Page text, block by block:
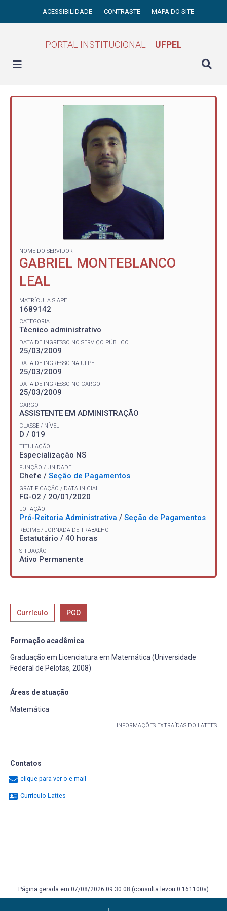
ACESSIBILIDADE CONTRASTE MAPA DO SITE
PORTAL INSTITUCIONAL UFPEL
NOME DO SERVIDOR
GABRIEL MONTEBLANCO
LEAL
MATRÍCULA SIAPE
1689142
CATEGORIA
Técnico administrativo
DATA DE INGRESSO NO SERVIÇO PÚBLICO
25/03/2009
DATA DE INGRESSO NA UFPEL
25/03/2009
DATA DE INGRESSO NO CARGO
25/03/2009
CARGO
ASSISTENTE EM ADMINISTRAÇÃO
CLASSE / NÍVEL
D / 019
TITULAÇÃO
Especialização NS
FUNÇÃO / UNIDADE
Chefe / Seção de Pagamentos
GRATIFICAÇÃO / DATA INICIAL
FG-02 / 20/01/2020
LOTAÇÃO
Pró-Reitoria Administrativa / Seção de Pagamentos
REGIME / JORNADA DE TRABALHO
Estatutário / 40 horas
SITUAÇÃO
Ativo Permanente
Currículo PGD
Formação acadêmica
Graduação em Licenciatura em Matemática (Universidade
Federal de Pelotas, 2008)
Áreas de atuação
Matemática
INFORMAÇÕES EXTRAÍDAS DO LATTES
Contatos
clique para ver o e-mail
Currículo Lattes
Página gerada em 07/08/2026 09:30:08 (consulta levou 0.161100s)